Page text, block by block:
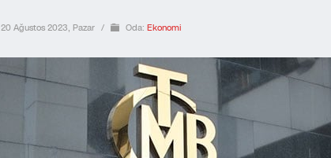
20 Ağustos 2023, Pazar / Oda: Ekonomi